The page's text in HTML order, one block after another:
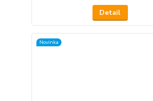
Detail
Novinka